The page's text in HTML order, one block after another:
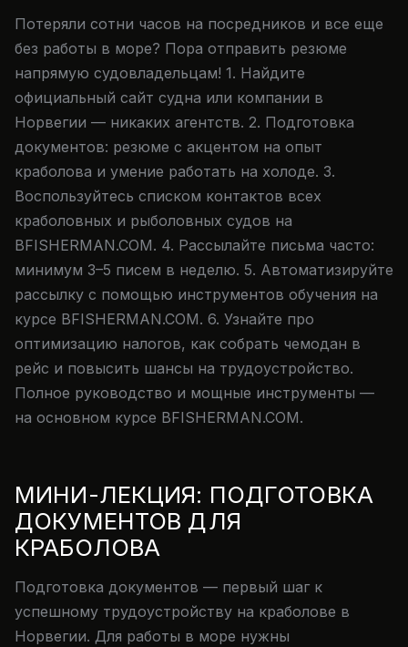
Потеряли сотни часов на посредников и все еще
без работы в море? Пора отправить резюме
напрямую судовладельцам! 1. Найдите
официальный сайт судна или компании в
Норвегии — никаких агентств. 2. Подготовка
документов: резюме с акцентом на опыт
краболова и умение работать на холоде. 3.
Воспользуйтесь списком контактов всех
краболовных и рыболовных судов на
BFISHERMAN.COM. 4. Рассылайте письма часто:
минимум 3–5 писем в неделю. 5. Автоматизируйте
рассылку с помощью инструментов обучения на
курсе BFISHERMAN.COM. 6. Узнайте про
оптимизацию налогов, как собрать чемодан в
рейс и повысить шансы на трудоустройство.
Полное руководство и мощные инструменты —
на основном курсе BFISHERMAN.COM.
МИНИ-ЛЕКЦИЯ: ПОДГОТОВКА
ДОКУМЕНТОВ ДЛЯ
КРАБОЛОВА
Подготовка документов — первый шаг к
успешному трудоустройству на краболове в
Норвегии. Для работы в море нужны